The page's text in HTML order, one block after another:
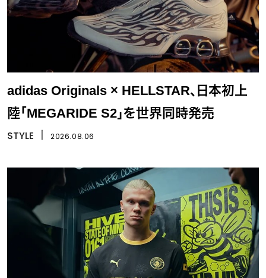
adidas Originals × HELLSTAR、日本初上
陸「MEGARIDE S2」を世界同時発売
STYLE 2026.08.06